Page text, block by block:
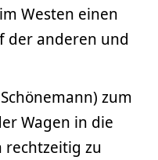
Westen einen
der anderen und
zum
Wagen in die
rechtzeitig zu